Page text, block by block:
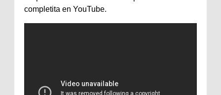
completita en YouTube.